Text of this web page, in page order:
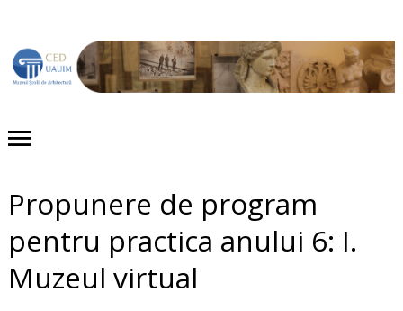
Despre noi
Evenimente
Propunere de program
pentru practica anului 6: I.
Muzeul virtual